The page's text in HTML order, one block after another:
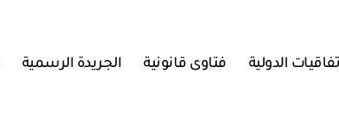
الدولية فتاوى قانونية الجريدة الرسمية